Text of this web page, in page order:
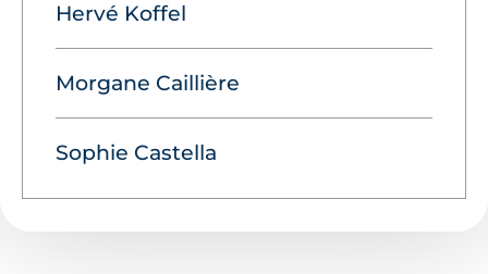
Hervé Koffel
Morgane Caillière
Sophie Castella